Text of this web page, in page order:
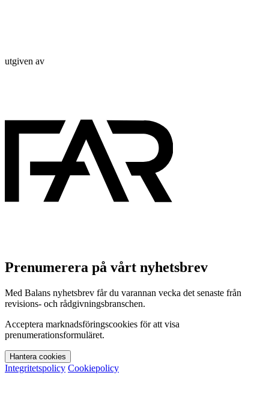
utgiven av
Prenumerera på vårt nyhetsbrev
Med Balans nyhetsbrev får du varannan vecka det senaste från
revisions- och rådgivningsbranschen.
Acceptera marknadsföringscookies för att visa
prenumerationsformuläret.
Hantera cookies
Integritetspolicy Cookiepolicy